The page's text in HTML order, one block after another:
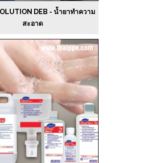
DEB - น้ำยาทำความ
สะอาด